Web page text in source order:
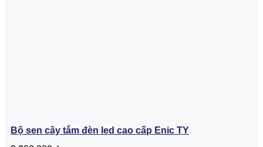
Bộ sen cây tắm đèn led cao cấp Enic TY